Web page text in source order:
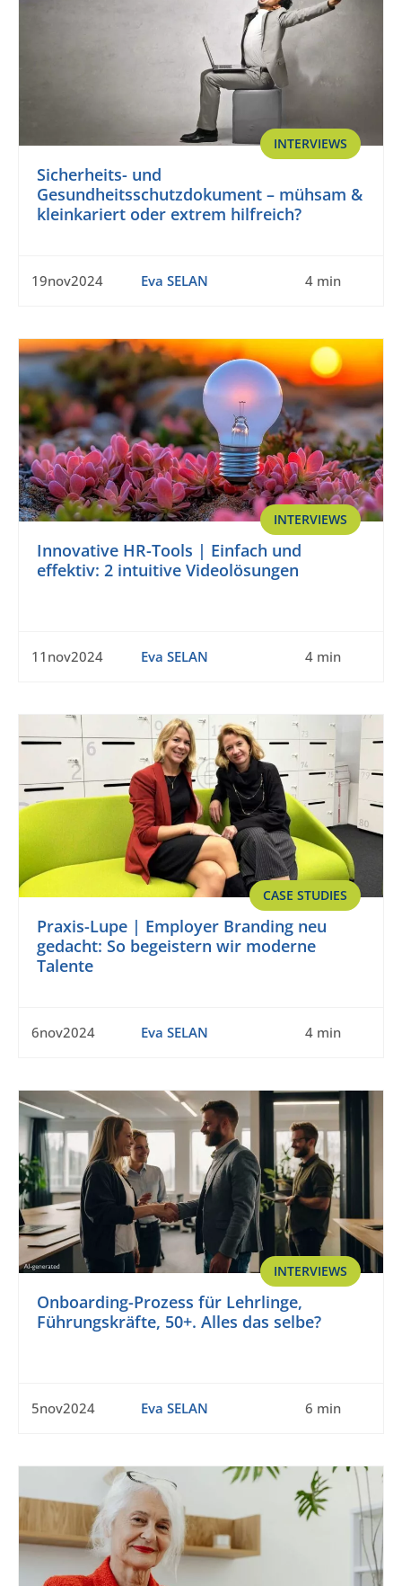
INTERVIEWS
Sicherheits- und
Gesundheitsschutzdokument – mühsam &
kleinkariert oder extrem hilfreich?
19nov2024 Eva SELAN 4 min
INTERVIEWS
Innovative HR-Tools | Einfach und
effektiv: 2 intuitive Videolösungen
11nov2024 Eva SELAN 4 min
CASE STUDIES
Praxis-Lupe | Employer Branding neu
gedacht: So begeistern wir moderne
Talente
6nov2024 Eva SELAN 4 min
INTERVIEWS
Onboarding-Prozess für Lehrlinge,
Führungskräfte, 50+. Alles das selbe?
5nov2024 Eva SELAN 6 min